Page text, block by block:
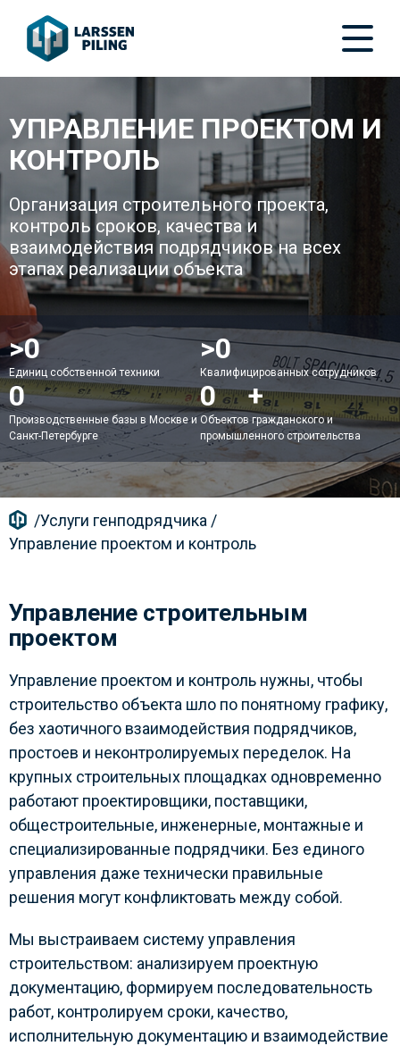
УПРАВЛЕНИЕ ПРОЕКТОМ И
КОНТРОЛЬ
Организация строительного проекта,
контроль сроков, качества и
взаимодействия подрядчиков на всех
этапах реализации объекта
>50
Единиц собственной техники
>150
Квалифицированных сотрудников
2
Производственные базы в Москве и
Санкт-Петербурге
200+
Объектов гражданского и
промышленного строительства
/Услуги генподрядчика /
Управление проектом и контроль
Управление строительным
проектом
Управление проектом и контроль нужны, чтобы
строительство объекта шло по понятному графику,
без хаотичного взаимодействия подрядчиков,
простоев и неконтролируемых переделок. На
крупных строительных площадках одновременно
работают проектировщики, поставщики,
общестроительные, инженерные, монтажные и
специализированные подрядчики. Без единого
управления даже технически правильные
решения могут конфликтовать между собой.
Мы выстраиваем систему управления
строительством: анализируем проектную
документацию, формируем последовательность
работ, контролируем сроки, качество,
исполнительную документацию и взаимодействие